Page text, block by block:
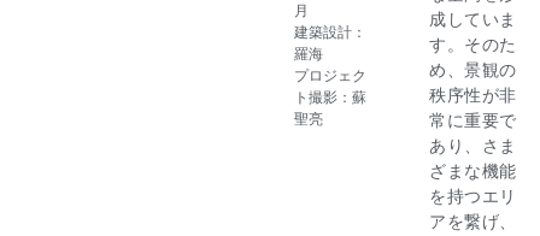
月
建築設計：
羅海
プロジェク
ト撮影：蘇
聖亮
成していま
す。そのた
め、景観の
秩序性が非
常に重要で
あり、さま
ざまな機能
を持つエリ
アを繋げ、